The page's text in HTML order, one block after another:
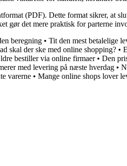
(PDF). Dette format sikrer, at
gør det mere praktisk for parterne
beregning • Tit den mest betalelige
skal der ske med online shopping? •
bestiller via online firmaer• Den
med levering på næste hverdag •
varerne • Mange online shops lover